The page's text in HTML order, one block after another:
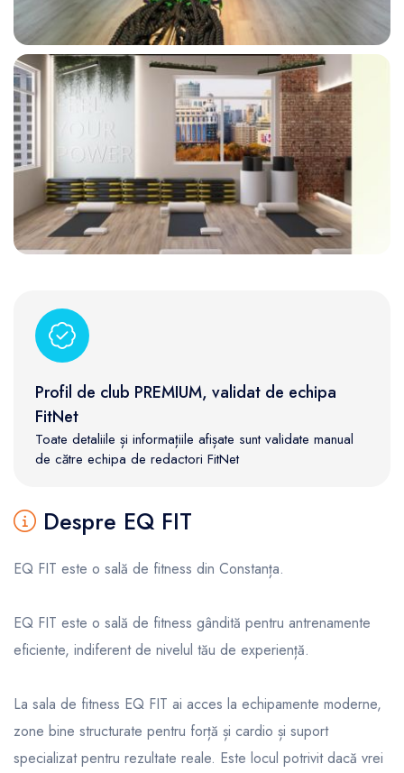
Profil de club PREMIUM, validat de echipa
FitNet
Toate detaliile și informațiile afișate sunt validate manual
de către echipa de redactori FitNet
Despre EQ FIT
EQ FIT este o sală de fitness din Constanța.
EQ FIT este o sală de fitness gândită pentru antrenamente
eficiente, indiferent de nivelul tău de experiență.
La sala de fitness EQ FIT ai acces la echipamente moderne,
zone bine structurate pentru forță și cardio și suport
specializat pentru rezultate reale. Este locul potrivit dacă vrei